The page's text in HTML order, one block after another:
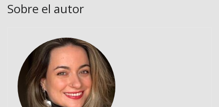
Sobre el autor